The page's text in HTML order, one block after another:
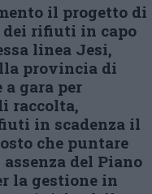
il progetto di
rifiuti in capo
linea Jesi,
provincia di
a gara per
raccolta,
in scadenza il
che puntare
del Piano
la gestione in